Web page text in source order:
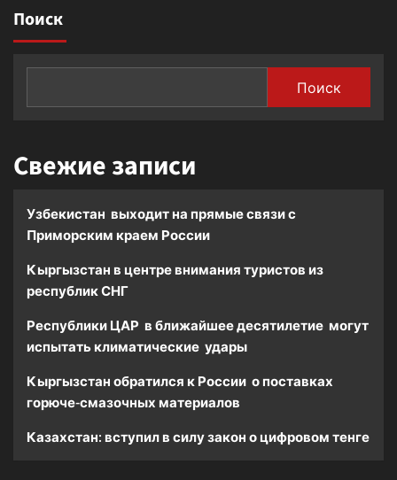
пограничных
контроля
за
иностранцами
Поиск
Поиск
Свежие записи
Узбекистан выходит на прямые связи с
Приморским краем России
Кыргызстан в центре внимания туристов из
республик СНГ
Республики ЦАР в ближайшее десятилетие могут
испытать климатические удары
Кыргызстан обратился к России о поставках
горюче-смазочных материалов
Казахстан: вступил в силу закон о цифровом тенге